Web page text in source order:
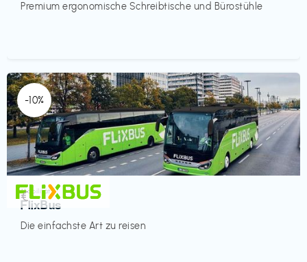
Premium ergonomische Schreibtische und Bürostühle
-10%
Mobilität
FlixBus
Die einfachste Art zu reisen
€‎